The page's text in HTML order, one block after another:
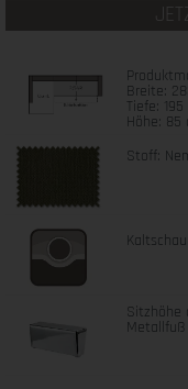
Breite:
Tiefe:
Höhe: 85
Stoff:
Sitzhöhe